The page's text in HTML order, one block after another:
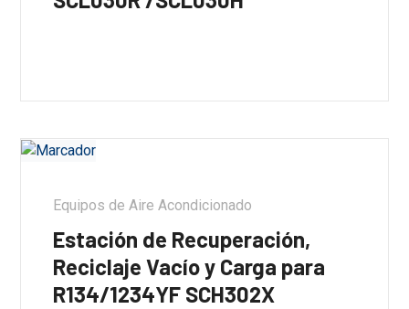
Equipos de Aire Acondicionado
Estación de Recuperación,
Reciclaje Vacío y Carga para
R134/1234YF SCH302X